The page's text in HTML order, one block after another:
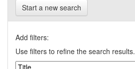
Start a new search
Add filters:
Use filters to refine the search results.